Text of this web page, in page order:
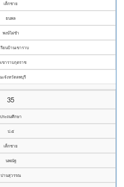
เด็กชาย
ธนพล
พงษ์ไผ่ขำ
รียนบ้านเขาราบ
ขาราบกุตราช
ะจังหวัดลพบุรี
35
ประถมศึกษา
ป.๕
เด็กชาย
นพณัฐ
ปานสุวรรณ